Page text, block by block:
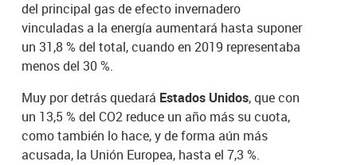
del principal gas de efecto invernadero
vinculadas a la energía aumentará hasta suponer
un 31,8 % del total, cuando en 2019 representaba
menos del 30 %.
Muy por detrás quedará Estados Unidos, que con
un 13,5 % del CO2 reduce un año más su cuota,
como también lo hace, y de forma aún más
acusada, la Unión Europea, hasta el 7,3 %.